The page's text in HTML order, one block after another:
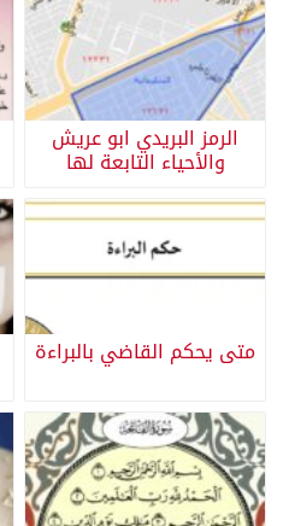
الرمز البريدي ابو عريش
والأحياء التابعة لها
متى يحكم القاضي بالبراءة